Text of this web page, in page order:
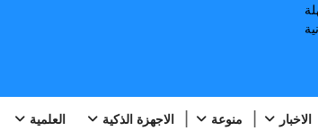
الاخبار منوعة الاجهزة الذكية العلمية